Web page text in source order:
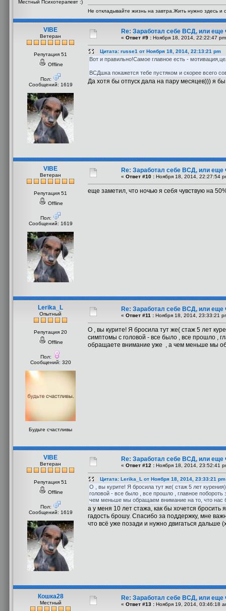
Местный Психотерапевт :)
Не откладывайте жизнь на завтра.Жить нужно здесь и
VIBE
Ветеран
Репутация 51
Offline
Пол:
Сообщений: 1619
Re: Заработал себе ВСД, или еще
« Ответ #9 : Ноября 18, 2014, 22:22:47
Цитата: russe1 от Ноября 18, 2014, 22:13:21 pm
Вот и правильно!Самое главное есть -
ВСДшка покажется тебе пустяком и скорее всего
Да хотя бы отпуск дала на пару месяцев))) я
VIBE
Ветеран
Репутация 51
Offline
Пол:
Сообщений: 1619
Re: Заработал себе ВСД, или еще
« Ответ #10 : Ноября 18, 2014, 22:27:54
еще заметил, что ночью я себя чувствую на
Lerika_L
Опытный
Репутация 20
Offline
Пол:
Сообщений: 320
Будьте счастливы
Re: Заработал себе ВСД, или еще
« Ответ #11 : Ноября 18, 2014, 23:33:21
О , вы курите! Я бросила тут же( стаж 5 лет
симптомы с головой - все было , все прошло ,
обращаете внимание уже , а чем меньше мы
VIBE
Ветеран
Репутация 51
Offline
Пол:
Сообщений: 1619
Re: Заработал себе ВСД, или еще
« Ответ #12 : Ноября 18, 2014, 23:52:41
Цитата: Lerika_L от Ноября 18, 2014, 23:33:21 pm
О , вы курите! Я бросила тут же( стаж 5 лет
головой - все было , все прошло , главное
чем меньше мы обращаем внимание на то, что нас
а у меня 10 лет стажа, как бы хочется
гадость брошу. Спасибо за поддержку, мне
что всё уже позади и нужно двигаться дальше
Кошка28
Местный
Re: Заработал себе ВСД, или еще
« Ответ #13 : Ноября 19, 2014, 03:46:18